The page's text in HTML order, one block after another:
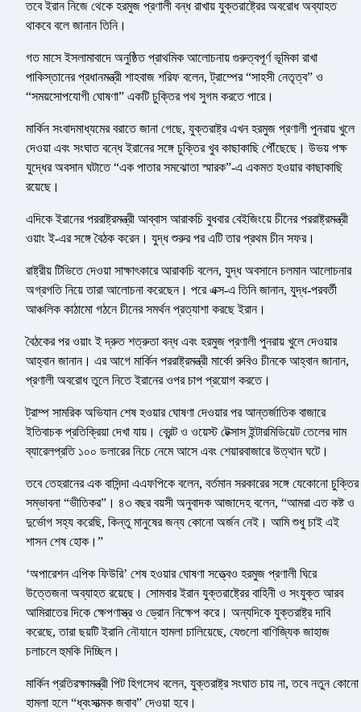
তবে ইরান নিজে থেকে হরমুজ প্রণালী বন্ধ রাখায় যুক্তরাষ্ট্রের অবরোধ অব্যাহত
থাকবে বলে জানান তিনি।
গত মাসে ইসলামাবাদে অনুষ্ঠিত প্রাথমিক আলোচনায় গুরুত্বপূর্ণ ভূমিকা রাখা
পাকিস্তানের প্রধানমন্ত্রী শাহবাজ শরিফ বলেন, ট্রাম্পের “সাহসী নেতৃত্ব” ও
“সময়সোপযোগী ঘোষণা” একটি চুক্তির পথ সুগম করতে পারে।
মার্কিন সংবাদমাধ্যমের বরাতে জানা গেছে, যুক্তরাষ্ট্র এখন হরমুজ প্রণালী পুনরায় খুলে
দেওয়া এবং সংঘাত বন্ধে ইরানের সঙ্গে চুক্তির খুব কাছাকাছি পৌঁছেছে। উভয় পক্ষ
যুদ্ধের অবসান ঘটাতে “এক পাতার সমঝোতা স্মারক”-এ একমত হওয়ার কাছাকাছি
রয়েছে।
এদিকে ইরানের পররাষ্ট্রমন্ত্রী আব্বাস আরাকচি বুধবার বেইজিংয়ে চীনের পররাষ্ট্রমন্ত্রী
ওয়াং ই-এর সঙ্গে বৈঠক করেন। যুদ্ধ শুরুর পর এটি তার প্রথম চীন সফর।
রাষ্ট্রীয় টিভিতে দেওয়া সাক্ষাৎকারে আরাকচি বলেন, যুদ্ধ অবসানে চলমান আলোচনার
অগ্রগতি নিয়ে তারা আলোচনা করেছেন। পরে এক্স-এ তিনি জানান, যুদ্ধ-পরবর্তী
আঞ্চলিক কাঠামো গঠনে চীনের সমর্থন প্রত্যাশা করছে ইরান।
বৈঠকের পর ওয়াং ই দ্রুত শত্রুতা বন্ধ এবং হরমুজ প্রণালী পুনরায় খুলে দেওয়ার
আহ্বান জানান। এর আগে মার্কিন পররাষ্ট্রমন্ত্রী মার্কো রুবিও চীনকে আহ্বান জানান,
প্রণালী অবরোধ তুলে নিতে ইরানের ওপর চাপ প্রয়োগ করতে।
ট্রাম্প সামরিক অভিযান শেষ হওয়ার ঘোষণা দেওয়ার পর আন্তর্জাতিক বাজারে
ইতিবাচক প্রতিক্রিয়া দেখা যায়। ব্রেন্ট ও ওয়েস্ট টেক্সাস ইন্টারমিডিয়েট তেলের দাম
ব্যারেলপ্রতি ১০০ ডলারের নিচে নেমে আসে এবং শেয়ারবাজারে উত্থান ঘটে।
তবে তেহরানের এক বাসিন্দা এএফপিকে বলেন, বর্তমান সরকারের সঙ্গে যেকোনো চুক্তির
সম্ভাবনা “ভীতিকর”। ৪৩ বছর বয়সী অনুবাদক আজাদেহ বলেন, “আমরা এত কষ্ট ও
দুর্ভোগ সহ্য করেছি, কিন্তু মানুষের জন্য কোনো অর্জন নেই। আমি শুধু চাই এই
শাসন শেষ হোক।”
‘অপারেশন এপিক ফিউরি’ শেষ হওয়ার ঘোষণা সত্ত্বেও হরমুজ প্রণালী ঘিরে
উত্তেজনা অব্যাহত রয়েছে। সোমবার ইরান যুক্তরাষ্ট্রের বাহিনী ও সংযুক্ত আরব
আমিরাতের দিকে ক্ষেপণাস্ত্র ও ড্রোন নিক্ষেপ করে। অন্যদিকে যুক্তরাষ্ট্র দাবি
করেছে, তারা ছয়টি ইরানি নৌযানে হামলা চালিয়েছে, যেগুলো বাণিজ্যিক জাহাজ
চলাচলে হুমকি দিচ্ছিল।
মার্কিন প্রতিরক্ষামন্ত্রী পিট হিগসেথ বলেন, যুক্তরাষ্ট্র সংঘাত চায় না, তবে নতুন কোনো
হামলা হলে “ধ্বংসাত্মক জবাব” দেওয়া হবে।